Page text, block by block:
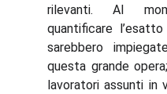
rilevanti. Al
quantificare
sarebbero
questa grande
lavoratori assunti in